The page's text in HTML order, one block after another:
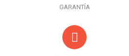
GARANTÍA